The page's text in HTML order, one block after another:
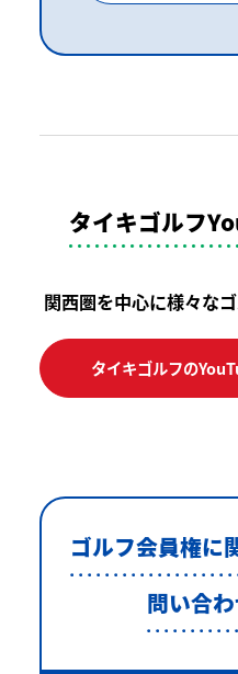
タイキゴルフ
関西圏を中心に様々な
タイキゴルフの
ゴルフ会員権に
問い合